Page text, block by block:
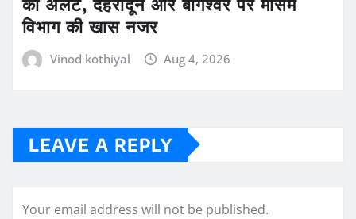
विभाग की खास नजर
Vinod kothiyal Aug 4, 2026
LEAVE A REPLY
Your email address will not be published.